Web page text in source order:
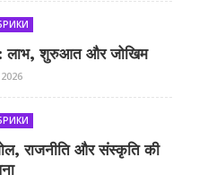
लाभ, शुरुआत और जोखिम
राजनीति और संस्कृति की